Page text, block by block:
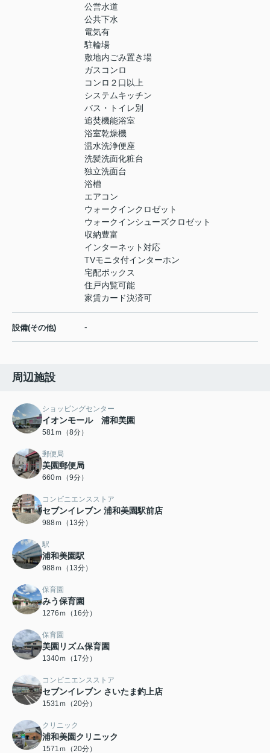
公営水道
公共下水
電気有
駐輪場
敷地内ごみ置き場
ガスコンロ
コンロ２口以上
システムキッチン
バス・トイレ別
追焚機能浴室
浴室乾燥機
温水洗浄便座
洗髪洗面化粧台
独立洗面台
浴槽
エアコン
ウォークインクロゼット
ウォークインシューズクロゼット
収納豊富
インターネット対応
TVモニタ付インターホン
宅配ボックス
住戸内覧可能
家賃カード決済可
設備(その他) -
周辺施設
ショッピングセンター
イオンモール 浦和美園
581ｍ（8分）
郵便局
美園郵便局
660ｍ（9分）
コンビニエンスストア
セブンイレブン 浦和美園駅前店
988ｍ（13分）
駅
浦和美園駅
988ｍ（13分）
保育園
みう保育園
1276ｍ（16分）
保育園
美園リズム保育園
1340ｍ（17分）
コンビニエンスストア
セブンイレブン さいたま釣上店
1531ｍ（20分）
クリニック
浦和美園クリニック
1571ｍ（20分）